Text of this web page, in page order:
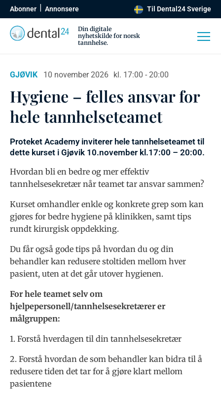
Abonner Annonsere Til Dental24 Sverige
Din digitale
nyhetskilde for norsk
tannhelse.
GJØVIK 10 november 2026 kl. 17:00 - 20:00
Hygiene – felles ansvar for
hele tannhelseteamet
Proteket Academy inviterer hele tannhelseteamet til
dette kurset i Gjøvik 10.november kl.17:00 – 20:00.
Hvordan bli en bedre og mer effektiv
tannhelsesekretær når teamet tar ansvar sammen?
Kurset omhandler enkle og konkrete grep som kan
gjøres for bedre hygiene på klinikken, samt tips
rundt kirurgisk oppdekking.
Du får også gode tips på hvordan du og din
behandler kan redusere stoltiden mellom hver
pasient, uten at det går utover hygienen.
For hele teamet selv om
hjelpepersonell/tannhelsesekretærer er
målgruppen:
1. Forstå hverdagen til din tannhelsesekretær
2. Forstå hvordan de som behandler kan bidra til å
redusere tiden det tar for å gjøre klart mellom
pasientene